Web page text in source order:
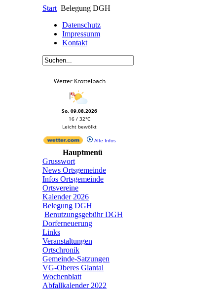
Start Belegung DGH
Datenschutz
Impressunm
Kontakt
Wetter Krottelbach
So, 09.08.2026
16 / 32°C
Leicht bewölkt
Alle Infos
Hauptmenü
Grusswort
News Ortsgemeinde
Infos Ortsgemeinde
Ortsvereine
Kalender 2026
Belegung DGH
Benutzungsgebühr DGH
Dorferneuerung
Links
Veranstaltungen
Ortschronik
Gemeinde-Satzungen
VG-Oberes Glantal
Wochenblatt
Abfallkalender 2022